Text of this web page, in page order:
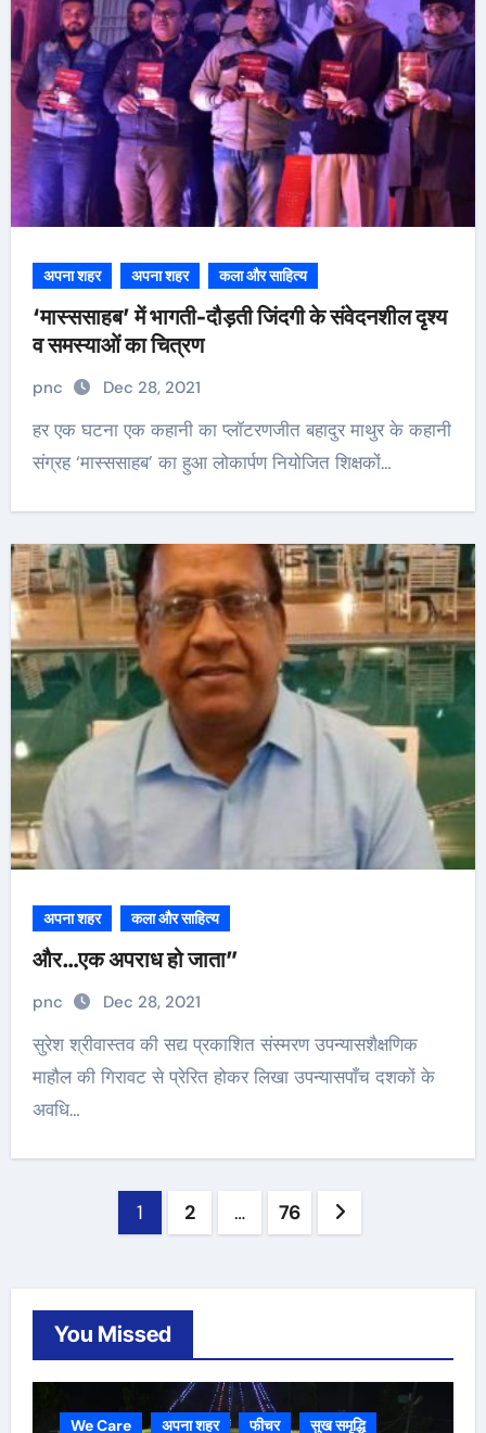
अपना शहर अपना शहर कला और साहित्य
‘मास्ससाहब’ में भागती-दौड़ती जिंदगी के संवेदनशील दृश्य
व समस्याओं का चित्रण
pnc Dec 28, 2021
हर एक घटना एक कहानी का प्लॉटरणजीत बहादुर माथुर के कहानी
संग्रह ‘मास्ससाहब’ का हुआ लोकार्पण नियोजित शिक्षकों…
अपना शहर कला और साहित्य
और…एक अपराध हो जाता”
pnc Dec 28, 2021
सुरेश श्रीवास्तव की सद्य प्रकाशित संस्मरण उपन्यासशैक्षणिक
माहौल की गिरावट से प्रेरित होकर लिखा उपन्यासपाँच दशकों के
अवधि…
1 2 … 76
You Missed
We Care अपना शहर फीचर सुख समृद्धि